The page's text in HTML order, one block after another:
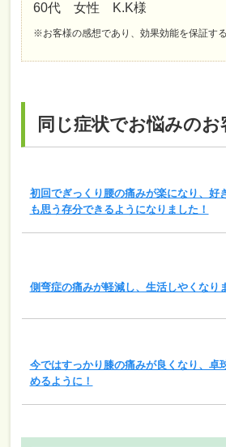
60代 女性 K.K様
※お客様の感想であり、効果効能を保証す
同じ症状でお悩みの
初回でぎっくり腰の痛みが楽になり、好
も思う存分できるようになりました！
側弯症の痛みが軽減し、生活しやくなり
今ではすっかり膝の痛みが良くなり、卓
めるように！